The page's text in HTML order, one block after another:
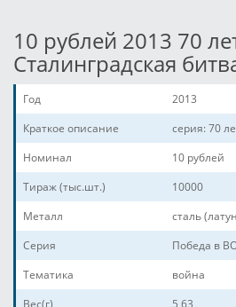
10 рублей 2013 70
Сталинградская
Год
2013
Краткое описание
серия: 70
Номинал
10 рублей
Тираж (тыс.шт.)
10000
Металл
сталь
Серия
Победа в
Тематика
война
Вес(г)
5,63